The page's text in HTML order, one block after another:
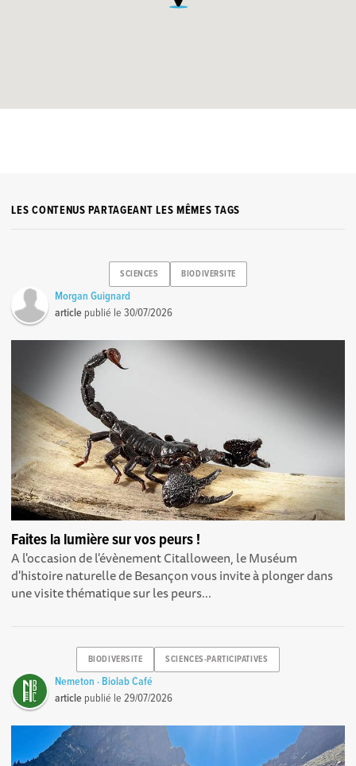
LES CONTENUS PARTAGEANT LES MÊMES TAGS
SCIENCES BIODIVERSITE
Morgan Guignard
article publié le30/07/2026
Faites la lumière sur vos peurs !
A l'occasion de l'évènement Citalloween, le Muséum
d'histoire naturelle de Besançon vous invite à plonger dans
une visite thématique sur les peurs...
BIODIVERSITE SCIENCES-PARTICIPATIVES
Nemeton · Biolab Café
article publié le29/07/2026